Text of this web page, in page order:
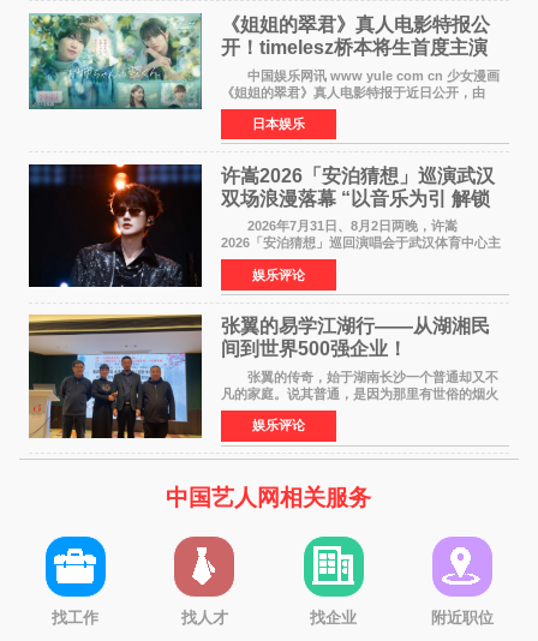
《姐姐的翠君》真人电影特报公
开！timelesz桥本将生首度主演
12月4日上映
中国娱乐网讯 www yule com cn 少女漫画
《姐姐的翠君》真人电影特报于近日公开，由
timelesz成员桥本将生担任主演，这也是他首次
担任电影主演，引发高度关注。 女高中生咲
苗翠（中岛瑠菜
日本娱乐
许嵩2026「安泊猜想」巡演武汉
双场浪漫落幕 “以音乐为引 解锁
江城记忆”
2026年7月31日、8月2日两晚，许嵩
2026「安泊猜想」巡回演唱会于武汉体育中心主
体育场盛大开唱。许嵩与数万歌迷在此相聚，从
浪漫惬意的舞台设计到充满诚意与惊喜的现场互
动，共同开启了一场关于
娱乐评论
张翼的易学江湖行——从湖湘民
间到世界500强企业！
张翼的传奇，始于湖南长沙一个普通却又不
凡的家庭。说其普通，是因为那里有世俗的烟火
气；说其不凡，是因为家中有一位洞悉天地玄机
的长者——他的爷爷。作为当地的风水师，爷爷
是张翼走进易学
娱乐评论
中国艺人网相关服务
找工作 找人才 找企业 附近职位